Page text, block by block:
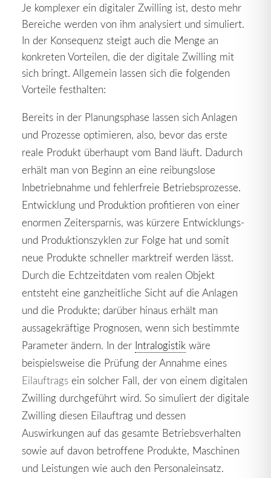
Je komplexer ein digitaler Zwilling ist, desto mehr
Bereiche werden von ihm analysiert und simuliert.
In der Konsequenz steigt auch die Menge an
konkreten Vorteilen, die der digitale Zwilling mit
sich bringt. Allgemein lassen sich die folgenden
Vorteile festhalten:
Bereits in der Planungsphase lassen sich Anlagen
und Prozesse optimieren, also, bevor das erste
reale Produkt überhaupt vom Band läuft. Dadurch
erhält man von Beginn an eine reibungslose
Inbetriebnahme und fehlerfreie Betriebsprozesse.
Entwicklung und Produktion profitieren von einer
enormen Zeitersparnis, was kürzere Entwicklungs-
und Produktionszyklen zur Folge hat und somit
neue Produkte schneller marktreif werden lässt.
Durch die Echtzeitdaten vom realen Objekt
entsteht eine ganzheitliche Sicht auf die Anlagen
und die Produkte; darüber hinaus erhält man
aussagekräftige Prognosen, wenn sich bestimmte
Parameter ändern. In der Intralogistik wäre
beispielsweise die Prüfung der Annahme eines
Eilauftrags ein solcher Fall, der von einem digitalen
Zwilling durchgeführt wird. So simuliert der digitale
Zwilling diesen Eilauftrag und dessen
Auswirkungen auf das gesamte Betriebsverhalten
sowie auf davon betroffene Produkte, Maschinen
und Leistungen wie auch den Personaleinsatz.